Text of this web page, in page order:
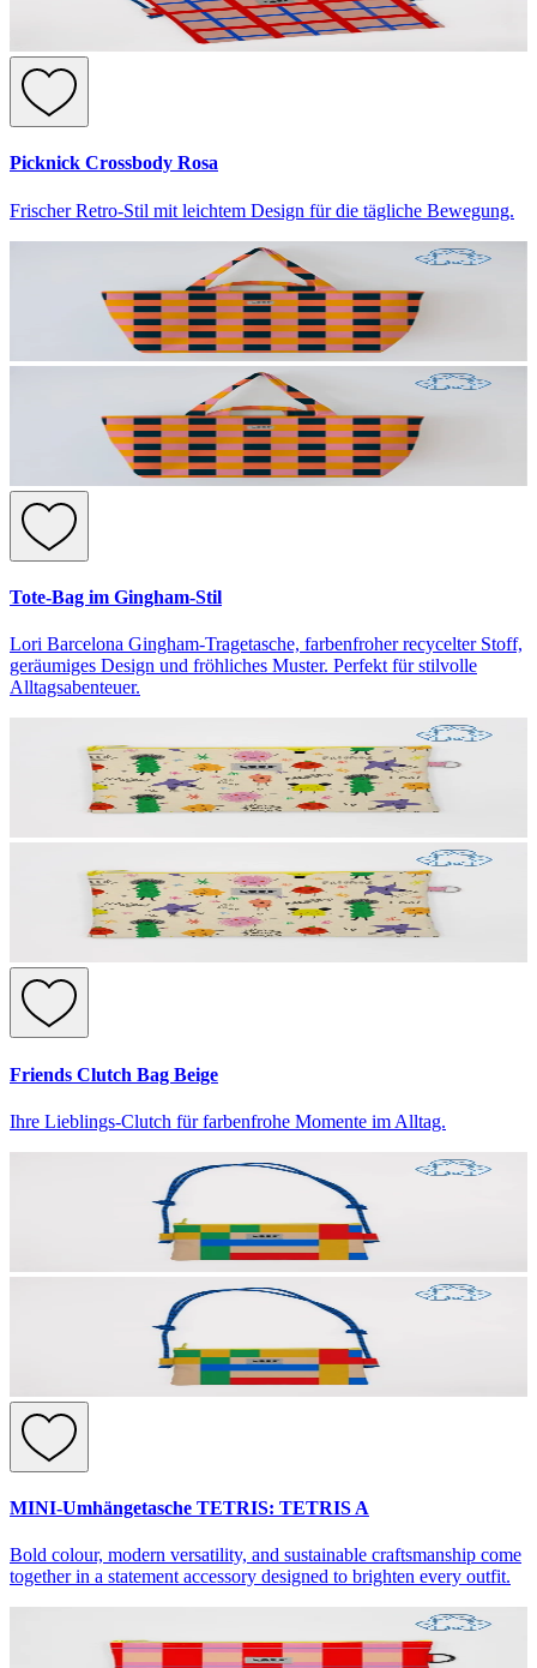
Picknick Crossbody Rosa
Frischer Retro-Stil mit leichtem Design für die tägliche Bewegung.
Tote-Bag im Gingham-Stil
Lori Barcelona Gingham-Tragetasche, farbenfroher recycelter Stoff,
geräumiges Design und fröhliches Muster. Perfekt für stilvolle
Alltagsabenteuer.
Friends Clutch Bag Beige
Ihre Lieblings-Clutch für farbenfrohe Momente im Alltag.
MINI-Umhängetasche TETRIS: TETRIS A
Bold colour, modern versatility, and sustainable craftsmanship come
together in a statement accessory designed to brighten every outfit.